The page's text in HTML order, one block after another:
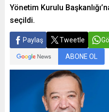
Yönetim Kurulu
seçildi.
Paylaş Tweetle
ABONE OL